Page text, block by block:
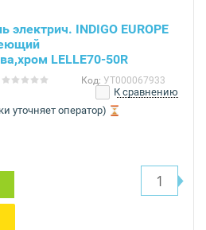
электрич. INDIGO EUROPE
LELLE70-50R
Код: УТ000067933
К сравнению
уточняет оператор)